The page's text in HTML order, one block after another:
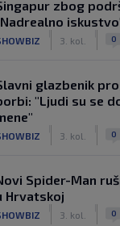
zbog
3. kol. 0
glazbenik
"Ljudi su se
3. kol. 0
Spider-Man
Hrvatskoj
3. kol. 0